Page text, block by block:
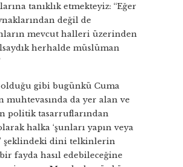
tanıklık etmekteyiz: “Eğer
değil de
mevcut halleri üzerinden
herhalde müslüman
gibi bugünkü Cuma
muhtevasında da yer alan ve
politik tasarruflarından
halka ‘şunları yapın veya
şeklindeki dini telkinlerin
fayda hasıl edebileceğine